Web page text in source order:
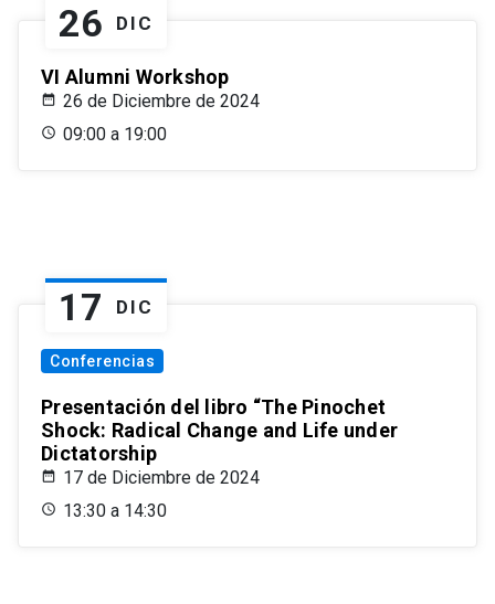
26 DIC
VI Alumni Workshop
26 de Diciembre de 2024
09:00 a 19:00
17 DIC
Conferencias
Presentación del libro “The Pinochet
Shock: Radical Change and Life under
Dictatorship
17 de Diciembre de 2024
13:30 a 14:30